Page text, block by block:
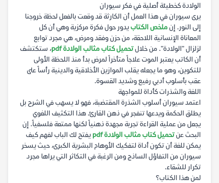
الولادة كخطيئة أصلية في فكر سيوران
يرى سيوران في هذا العمل أن الكارثة قد وقعت بالفعل لحظة خروجنا
إلى النور. إنملخص الكتابيدور حول فكرة مركزية وهي أن كل
المعاناة الإنسانية اللاحقة، من حزن وفقد ومرض، هي مجرد توابع
لزلزال "الولادة". من خلالتحميل كتاب مثالب الولادة pdf
، ستكتشف
أن الكاتب يعتبر الموت علاجاً متأخراً لمرض بدأ منذ اللحظة الأولى
للتكوين، وهو ما يجعله يقلب الموازين الأخلاقية والدينية رأساً على
عقب بأسلوب أدبي رفيع وشديد القسوة.
اللغة والشذرات كأداة للمواجهة
اعتمد سيوران أسلوب الشذرة المقتضبة، فهو لا يسهب في الشرح بل
يطلق الحكمة ويدعها تنفجر في ذهن القارئ. هذا التكثيف اللغوي
يجعل من عملية القراءة تجربة مجهدة ذهنياً لكنها ممتعة فلسفياً. إن
البحث عنتحميل كتاب مثالب الولادة pdf
يفتح لك الباب لفهم كيف
يمكن للغة أن تكون أداة لتفكيك الأوهام البشرية الكبرى، حيث يسخر
سيوران من التفاؤل الساذج ومن الرغبة في التكاثر التي يراها مجرد
تكرار للشقاء.
لمن هذا الكتاب؟